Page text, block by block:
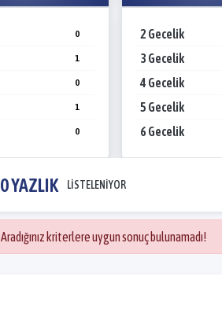
0
1
0
1
0
2 Gecelik
3 Gecelik
4 Gecelik
5 Gecelik
6 Gecelik
0 YAZLIK LİSTELENİYOR
Aradığınız kriterlere uygun sonuç bulunamadı!